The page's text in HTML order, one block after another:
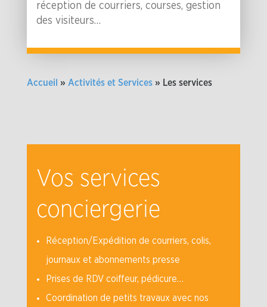
réception de courriers, courses, gestion
des visiteurs…
Accueil » Activités et Services» Les services
Vos services
conciergerie
Réception/Expédition de courriers, colis,
journaux et abonnements presse
Prises de RDV coiffeur, pédicure…
Coordination de petits travaux avec nos